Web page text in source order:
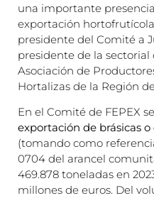
una importante
exportación
presidente del Comité a
presidente de la
Asociación de
Hortalizas de la Región
En el Comité de FEPEX
exportación de brásicas o
(tomando como
0704 del arancel
469.878 toneladas en
millones de euros. Del